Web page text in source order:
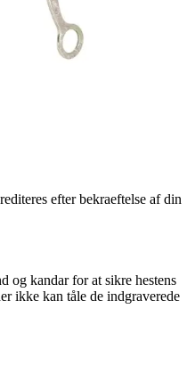
efter bekraeftelse af din
og kandar for at sikre hestens
ikke kan tåle de indgraverede